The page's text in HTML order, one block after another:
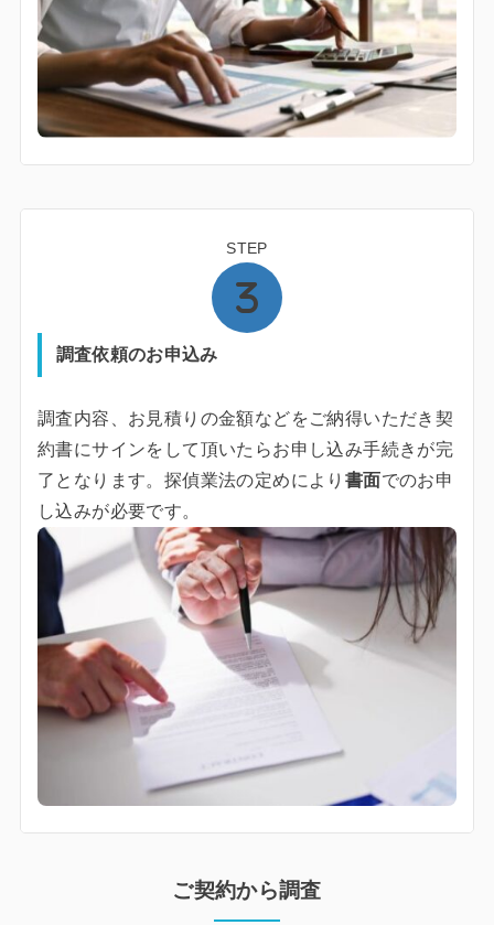
STEP
調査依頼のお申込み
調査内容、お見積りの金額などをご納得いただき契
約書にサインをして頂いたらお申し込み手続きが完
了となります。探偵業法の定めにより 書面でのお申
し込みが必要です。
ご契約から調査